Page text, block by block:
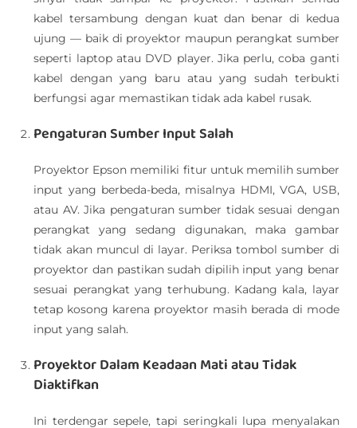
kabel tersambung dengan kuat dan benar di kedua
ujung — baik di proyektor maupun perangkat sumber
seperti laptop atau DVD player. Jika perlu, coba ganti
kabel dengan yang baru atau yang sudah terbukti
berfungsi agar memastikan tidak ada kabel rusak.
Pengaturan Sumber Input Salah
Proyektor Epson memiliki fitur untuk memilih sumber
input yang berbeda-beda, misalnya HDMI, VGA, USB,
atau AV. Jika pengaturan sumber tidak sesuai dengan
perangkat yang sedang digunakan, maka gambar
tidak akan muncul di layar. Periksa tombol sumber di
proyektor dan pastikan sudah dipilih input yang benar
sesuai perangkat yang terhubung. Kadang kala, layar
tetap kosong karena proyektor masih berada di mode
input yang salah.
Proyektor Dalam Keadaan Mati atau Tidak
Diaktifkan
Ini terdengar sepele, tapi seringkali lupa menyalakan